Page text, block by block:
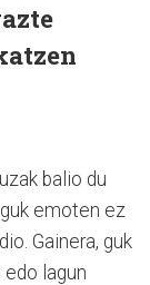
balio du
emoten ez
Gainera, guk
lagun